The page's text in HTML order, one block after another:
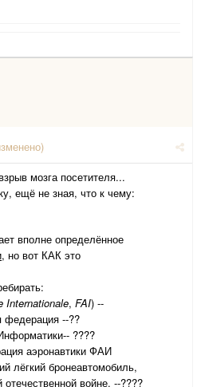
мозга посетителя...
ещё не зная, что к чему:
вполне определённое
, но вот КАК это
Internationale, FAI) --
федерация --??
????
аэронавтики ФАИ
лёгкий бронеавтомобиль,
войне. --????